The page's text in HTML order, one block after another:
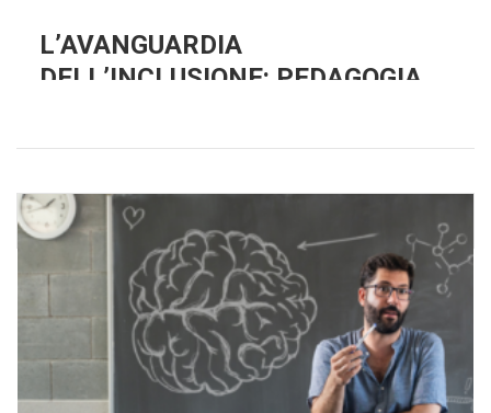
L’AVANGUARDIA
DELL’INCLUSIONE: PEDAGOGIA E